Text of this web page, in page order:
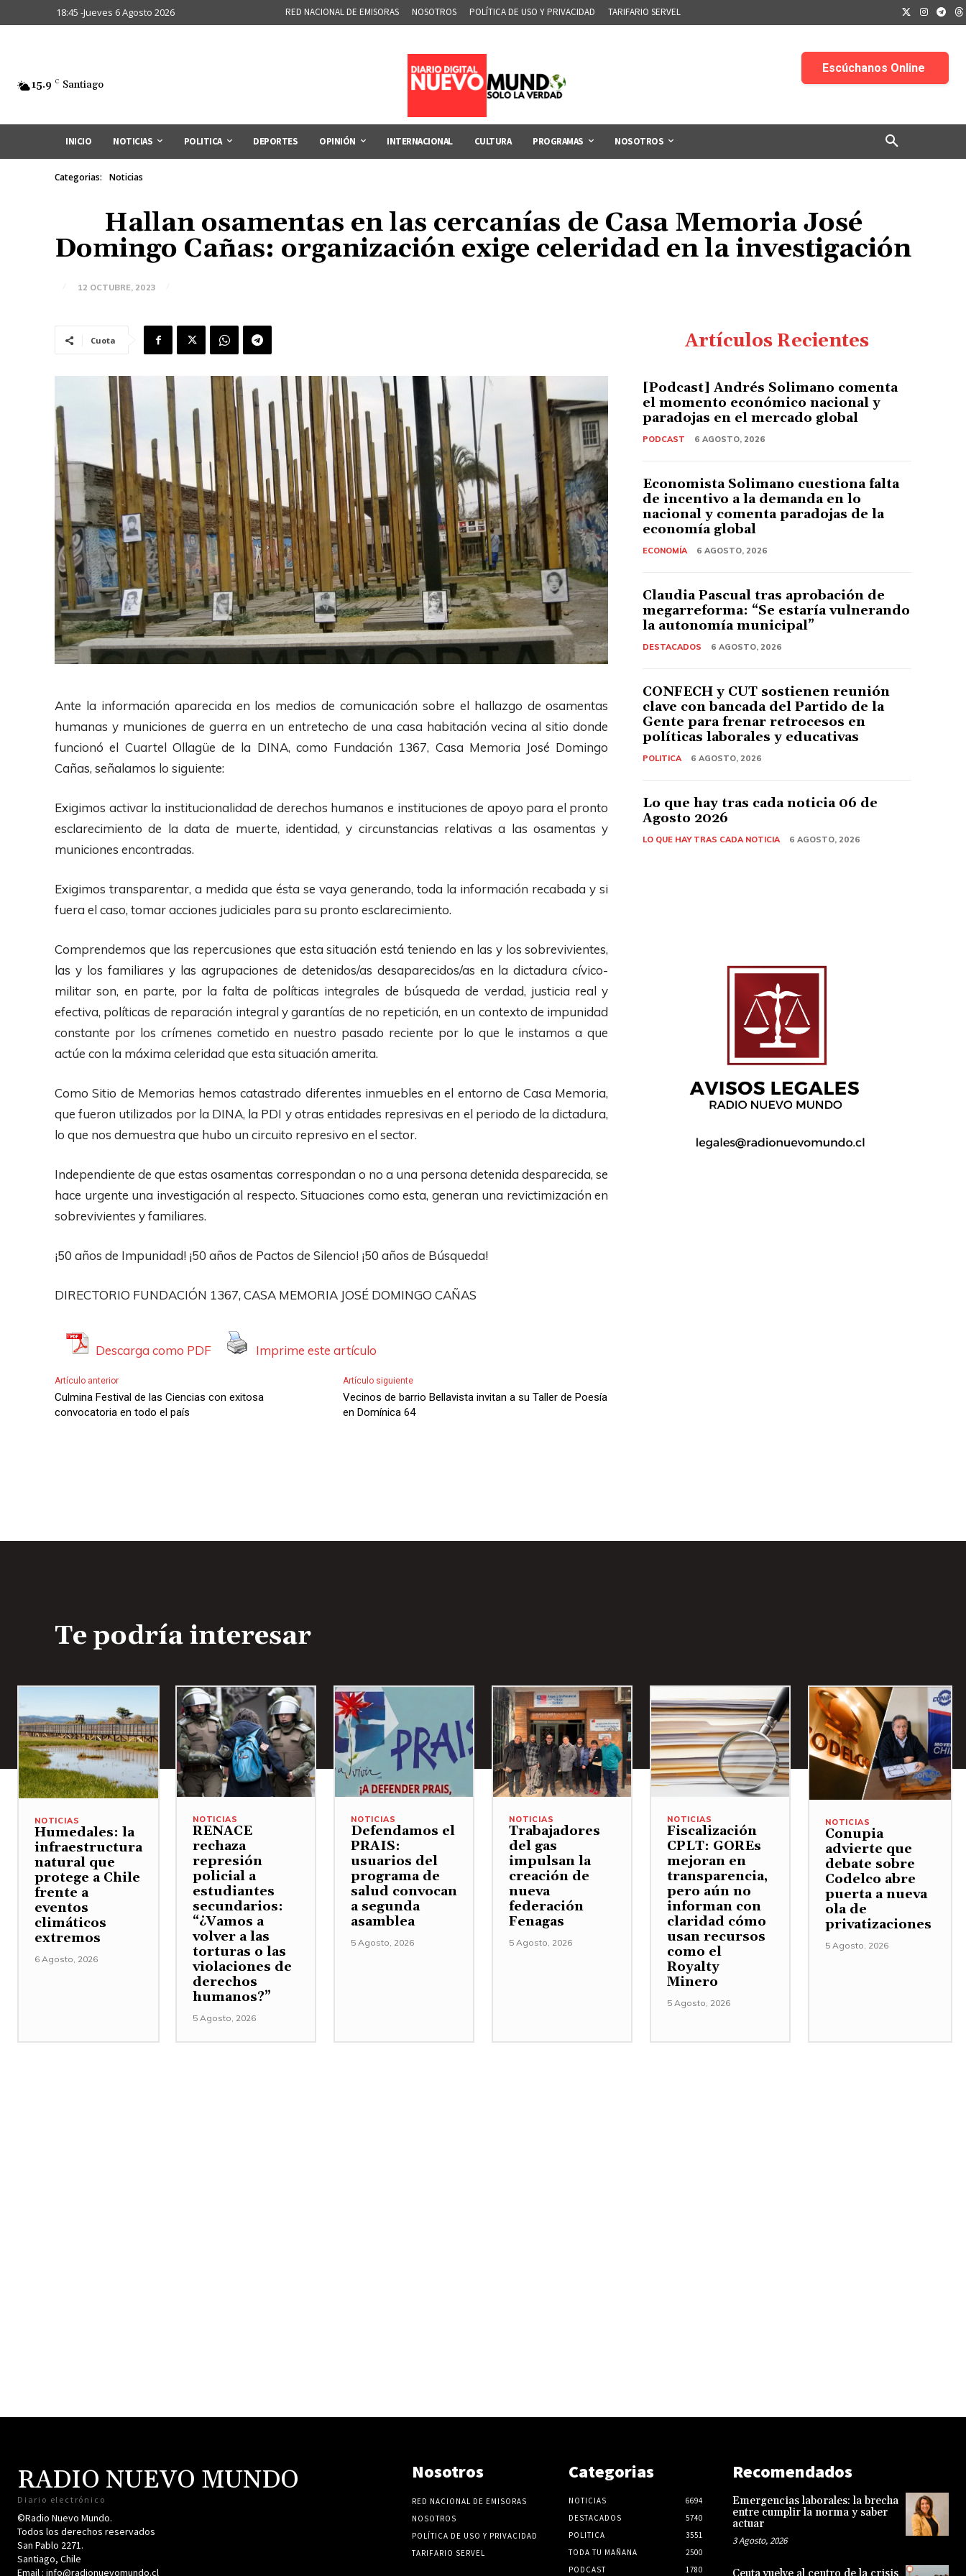
18:45 -Jueves 6 Agosto 2026 RED NACIONAL DE EMISORAS NOSOTROS POLÍTICA DE USO Y PRIVACIDAD TARIFARIO SERVEL
15.9 C Santiago
INICIO NOTICIAS POLITICA DEPORTES OPINIÓN INTERNACIONAL CULTURA PROGRAMAS NOSOTROS
Categorias: Noticias
Hallan osamentas en las cercanías de Casa Memoria José
Domingo Cañas: organización exige celeridad en la investigación
12 OCTUBRE, 2023
Cuota
Ante la información aparecida en los medios de comunicación sobre el hallazgo deosamentas
humanas y municiones de guerra en un entretecho de una casa habitaciónvecina al sitio donde
funcionó el Cuartel Ollagüe de la DINA, como Fundación 1367, Casa Memoria José Domingo
Cañas, señalamos lo siguiente:
Exigimos activar la institucionalidad de derechos humanos e instituciones de apoyo para el pronto
esclarecimiento de la data de muerte, identidad, y circunstancias relativas a lasosamentas y
municiones encontradas.
Exigimos transparentar, a medida que ésta se vaya generando, toda la información recabada y si
fuera el caso, tomar acciones judiciales para su pronto esclarecimiento.
Comprendemos que las repercusiones que esta situación está teniendo en las y lossobrevivientes,
las y los familiares y las agrupaciones de detenidos/as desaparecidos/as en la dictadura cívico-
militar son, en parte, por la falta de políticas integrales de búsqueda de verdad, justicia real y
efectiva, políticas de reparación integral y garantías de no repetición, en un contexto de impunidad
constante por los crímenes cometido en nuestro pasado reciente por lo que le instamos a que
actúe con la máxima celeridad que esta situación amerita.
Como Sitio de Memorias hemos catastrado diferentes inmuebles en el entorno de Casa Memoria,
que fueron utilizados por la DINA, la PDI y otras entidades represivas en el periodo de la dictadura,
lo que nos demuestra que hubo un circuito represivo en el sector.
Independiente de que estas osamentas correspondan o no a una persona detenidadesparecida, se
hace urgente una investigación al respecto. Situaciones como esta, generan una revictimización en
sobrevivientes y familiares.
¡50 años de Impunidad! ¡50 años de Pactos de Silencio! ¡50 años de Búsqueda!
DIRECTORIO FUNDACIÓN 1367, CASA MEMORIA JOSÉ DOMINGO CAÑAS
Descarga como PDF Imprime este artículo
Artículo anterior
Culmina Festival de las Ciencias con exitosa
convocatoria en todo el país
Artículo siguiente
Vecinos de barrio Bellavista invitan a su Taller de Poesía
en Domínica 64
Artículos Recientes
[Podcast] Andrés Solimano comenta
el momento económico nacional y
paradojas en el mercado global
PODCAST 6 AGOSTO, 2026
Economista Solimano cuestiona falta
de incentivo a la demanda en lo
nacional y comenta paradojas de la
economía global
ECONOMÍA 6 AGOSTO, 2026
Claudia Pascual tras aprobación de
megarreforma: “Se estaría vulnerando
la autonomía municipal”
DESTACADOS 6 AGOSTO, 2026
CONFECH y CUT sostienen reunión
clave con bancada del Partido de la
Gente para frenar retrocesos en
políticas laborales y educativas
POLITICA 6 AGOSTO, 2026
Lo que hay tras cada noticia 06 de
Agosto 2026
LO QUE HAY TRAS CADA NOTICIA 6 AGOSTO, 2026
Te podría interesar
NOTICIAS
Humedales: la
infraestructura
natural que
protege a Chile
frente a
eventos
climáticos
extremos
6 Agosto, 2026
NOTICIAS
RENACE
rechaza
represión
policial a
estudiantes
secundarios:
“¿Vamos a
volver a las
torturas o las
violaciones de
derechos
humanos?”
5 Agosto, 2026
NOTICIAS
Defendamos el
PRAIS:
usuarios del
programa de
salud convocan
a segunda
asamblea
5 Agosto, 2026
NOTICIAS
Trabajadores
del gas
impulsan la
creación de
nueva
federación
Fenagas
5 Agosto, 2026
NOTICIAS
Fiscalización
CPLT: GOREs
mejoran en
transparencia,
pero aún no
informan con
claridad cómo
usan recursos
como el
Royalty
Minero
5 Agosto, 2026
NOTICIAS
Conupia
advierte que
debate sobre
Codelco abre
puerta a nueva
ola de
privatizaciones
5 Agosto, 2026
RADIO NUEVO MUNDO
Diario electrónico
©Radio Nuevo Mundo.
Todos los derechos reservados
San Pablo 2271.
Santiago, Chile
Email : info@radionuevomundo.cl
Nosotros
RED NACIONAL DE EMISORAS
NOSOTROS
POLÍTICA DE USO Y PRIVACIDAD
TARIFARIO SERVEL
Categorias
NOTICIAS
6694
DESTACADOS
5740
POLITICA
3551
TODA TU MAÑANA
2500
PODCAST
1780
Recomendados
Emergencias laborales: la brecha
entre cumplir la norma y saber
actuar
3 Agosto, 2026